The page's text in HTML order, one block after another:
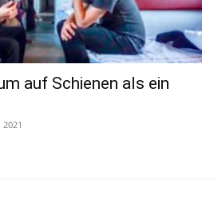
auf Schienen als ein